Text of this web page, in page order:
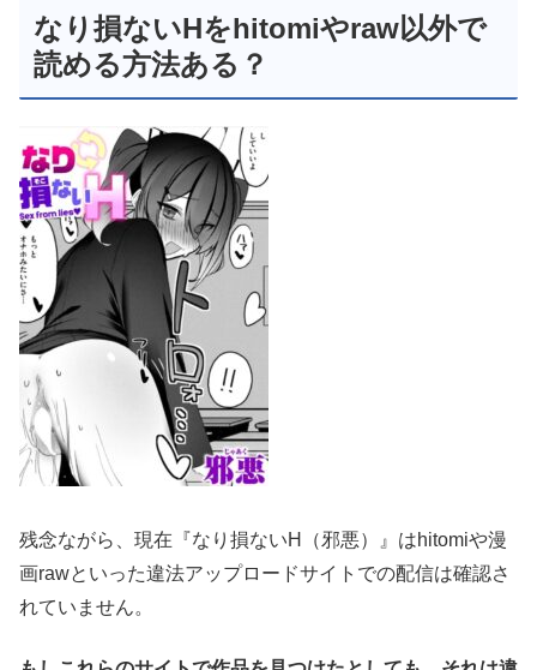
なり損ないHをhitomiやraw以外で
読める方法ある？
残念ながら、現在『なり損ないH（邪悪）』はhitomiや漫
画rawといった違法アップロードサイトでの配信は確認さ
れていません。